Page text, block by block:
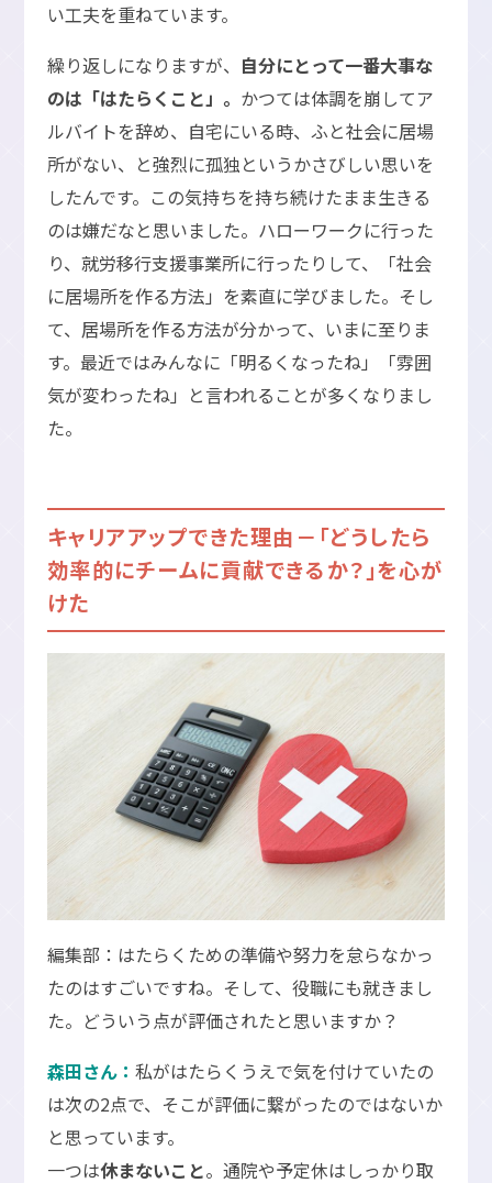
い工夫を重ねています。
繰り返しになりますが、 自分にとって一番大事な
のは「はたらくこと」。 かつては体調を崩してア
ルバイトを辞め、自宅にいる時、ふと社会に居場
所がない、と強烈に孤独というかさびしい思いを
したんです。この気持ちを持ち続けたまま生きる
のは嫌だなと思いました。ハローワークに行った
り、就労移行支援事業所に行ったりして、「社会
に居場所を作る方法」を素直に学びました。そし
て、居場所を作る方法が分かって、いまに至りま
す。最近ではみんなに「明るくなったね」「雰囲
気が変わったね」と言われることが多くなりまし
た。
キャリアアップできた理由－「どうしたら
効率的にチームに貢献できるか？」を心が
けた
編集部：はたらくための準備や努力を怠らなかっ
たのはすごいですね。そして、役職にも就きまし
た。どういう点が評価されたと思いますか？
森田さん： 私がはたらくうえで気を付けていたの
は次の2点で、そこが評価に繋がったのではないか
と思っています。
一つは休まないこと。通院や予定休はしっかり取